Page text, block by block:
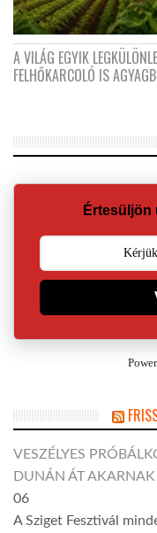
A VILÁG EGYIK
FELHŐKARCOLÓ IS
Értesüljön
VESZÉLYES
DUNÁN ÁT AKARNAK
06
A Sziget Fesztivál